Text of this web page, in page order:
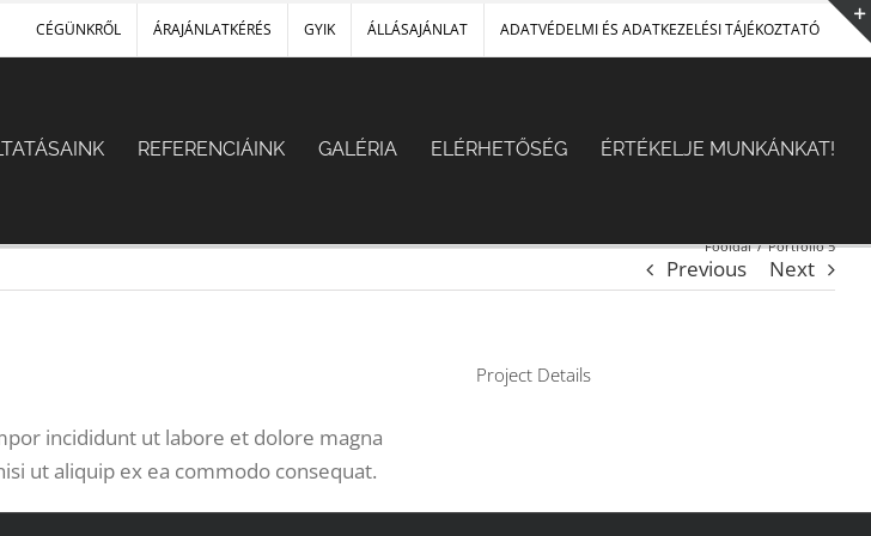
CÉGÜNKRŐL ÁRAJÁNLATKÉRÉS GYIK ÁLLÁSAJÁNLAT ADATVÉDELMI ÉS ADATKEZELÉSI TÁJÉKOZTATÓ
REFERENCIÁINK GALÉRIA ELÉRHETŐSÉG ÉRTÉKELJE MUNKÁNKAT!
Főoldal / Portfolio 5
Previous Next
incididunt ut labore et dolore magna
ut aliquip ex ea commodo consequat.
Project Details